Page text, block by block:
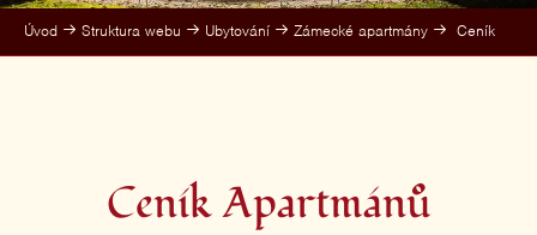
Úvod Struktura webu Ubytování Zámecké apartmány Ceník
Ceník Apartmánů